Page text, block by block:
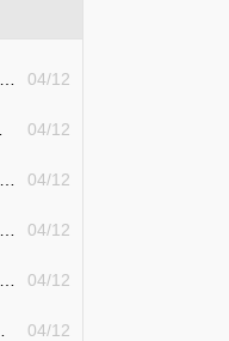
04/12
04/12
04/12
04/12
04/12
04/12